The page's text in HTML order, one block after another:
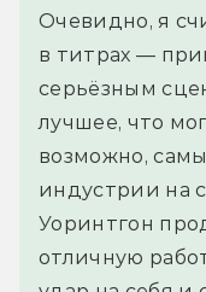
Очевидно, я
в титрах —
серьёзным
лучшее, что
возможно,
индустрии на
Уоринтгон
отличную